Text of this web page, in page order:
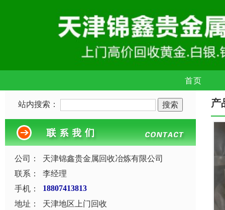
首页
站内搜索：
公司：
天津锦鑫贵金属回收冶炼有限公司
联系：
李经理
手机：
18807413813
地址：
天津地区上门回收
产